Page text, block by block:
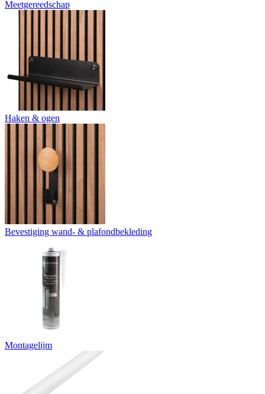
Meetgereedschap
Haken & ogen
Bevestiging wand- & plafondbekleding
Montagelijm